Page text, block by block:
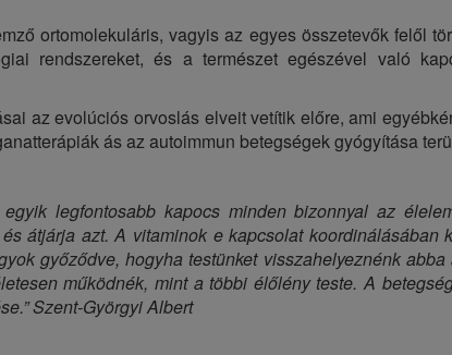
ortomolekuláris, vagyis az egyes összetevők felől
rendszereket, és a természet egészével való
az evolúciós orvoslás elveit vetítik előre, ami
ás az autoimmun betegségek gyógyítása
egyik legfontosabb kapocs minden bizonnyal az
átjárja azt. A vitaminok e kapcsolat koordinálásában
győződve, hogyha testünket visszahelyeznénk
működnék, mint a többi élőlény teste. A
Szent-Györgyi Albert